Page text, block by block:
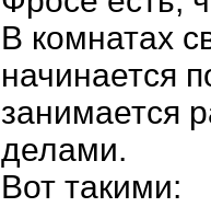
В комнатах
начинается
занимается
делами.
Вот такими: